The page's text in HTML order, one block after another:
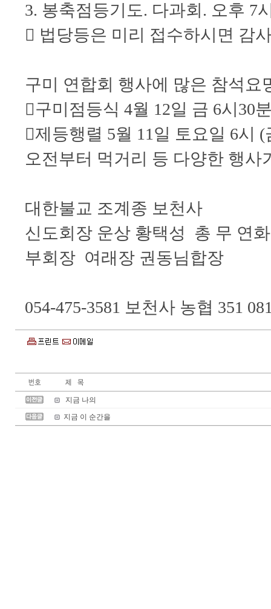
3. 봉축점등기도. 다과회. 오후 7
 법당등은 미리 접수하시면 감
구미 연합회 행사에 많은 참석요
구미점등식 4월 12일 금 6시30
제등행렬 5월 11일 토요일 6시
오전부터 먹거리 등 다양한 행
대한불교 조계종 보천사
신도회장 운상 황택성 총 무 연
부회장 여래장 권동님합장
054-475-3581 보천사 농협 351
지금 나의
지금 이 순간을